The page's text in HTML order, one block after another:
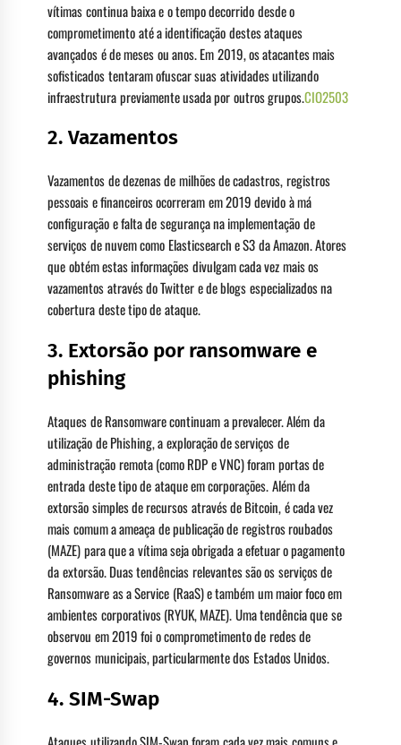
vítimas continua baixa e o tempo decorrido desde o
comprometimento até a identificação destes ataques
avançados é de meses ou anos. Em 2019, os atacantes mais
sofisticados tentaram ofuscar suas atividades utilizando
infraestrutura previamente usada por outros grupos.CIO2503
2. Vazamentos
Vazamentos de dezenas de milhões de cadastros, registros
pessoais e financeiros ocorreram em 2019 devido à má
configuração e falta de segurança na implementação de
serviços de nuvem como Elasticsearch e S3 da Amazon. Atores
que obtém estas informações divulgam cada vez mais os
vazamentos através do Twitter e de blogs especializados na
cobertura deste tipo de ataque.
3. Extorsão por ransomware e
phishing
Ataques de Ransomware continuam a prevalecer. Além da
utilização de Phishing, a exploração de serviços de
administração remota (como RDP e VNC) foram portas de
entrada deste tipo de ataque em corporações. Além da
extorsão simples de recursos através de Bitcoin, é cada vez
mais comum a ameaça de publicação de registros roubados
(MAZE) para que a vítima seja obrigada a efetuar o pagamento
da extorsão. Duas tendências relevantes são os serviços de
Ransomware as a Service (RaaS) e também um maior foco em
ambientes corporativos (RYUK, MAZE). Uma tendência que se
observou em 2019 foi o comprometimento de redes de
governos municipais, particularmente dos Estados Unidos.
4. SIM-Swap